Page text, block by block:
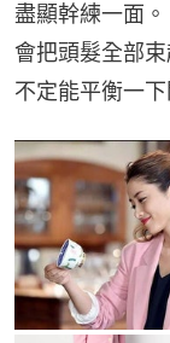
盡顯幹練一面
會把頭髮全部
不定能平衡一下